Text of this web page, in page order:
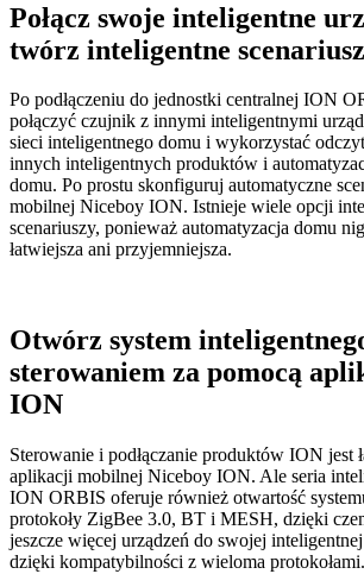
Połącz swoje inteligentne
twórz inteligentne
Po podłączeniu do jednostki centralnej ION
połączyć czujnik z innymi inteligentnymi
sieci inteligentnego domu i wykorzystać
innych inteligentnych produktów i
domu. Po prostu skonfiguruj automatyczne
mobilnej Niceboy ION. Istnieje wiele opcji
scenariuszy, ponieważ automatyzacja domu
łatwiejsza ani przyjemniejsza.
Otwórz system
sterowaniem za pomocą
ION
Sterowanie i podłączanie produktów ION jest
aplikacji mobilnej Niceboy ION. Ale seria
ION ORBIS oferuje również otwartość
protokoły ZigBee 3.0, BT i MESH, dzięki
jeszcze więcej urządzeń do swojej
dzięki kompatybilności z wieloma protokołami.